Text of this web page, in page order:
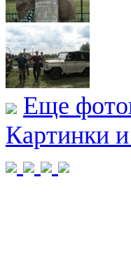
Еще
Картинки